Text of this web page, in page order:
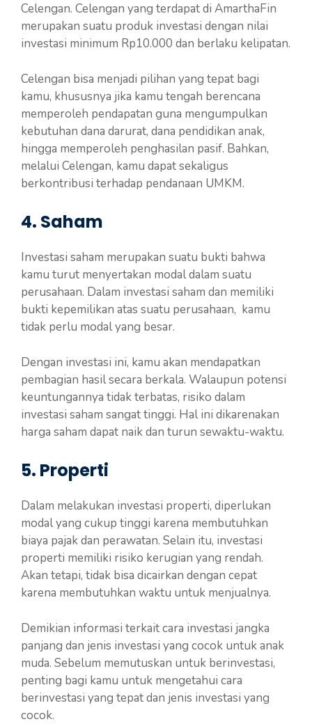
Celengan. Celengan yang terdapat di AmarthaFin
merupakan suatu produk investasi dengan nilai
investasi minimum Rp10.000 dan berlaku kelipatan.
Celengan bisa menjadi pilihan yang tepat bagi
kamu, khususnya jika kamu tengah berencana
memperoleh pendapatan guna mengumpulkan
kebutuhan dana darurat, dana pendidikan anak,
hingga memperoleh penghasilan pasif. Bahkan,
melalui Celengan, kamu dapat sekaligus
berkontribusi terhadap pendanaan UMKM.
4. Saham
Investasi saham merupakan suatu bukti bahwa
kamu turut menyertakan modal dalam suatu
perusahaan. Dalam investasi saham dan memiliki
bukti kepemilikan atas suatu perusahaan, kamu
tidak perlu modal yang besar.
Dengan investasi ini, kamu akan mendapatkan
pembagian hasil secara berkala. Walaupun potensi
keuntungannya tidak terbatas, risiko dalam
investasi saham sangat tinggi. Hal ini dikarenakan
harga saham dapat naik dan turun sewaktu-waktu.
5. Properti
Dalam melakukan investasi properti, diperlukan
modal yang cukup tinggi karena membutuhkan
biaya pajak dan perawatan. Selain itu, investasi
properti memiliki risiko kerugian yang rendah.
Akan tetapi, tidak bisa dicairkan dengan cepat
karena membutuhkan waktu untuk menjualnya.
Demikian informasi terkait cara investasi jangka
panjang dan jenis investasi yang cocok untuk anak
muda. Sebelum memutuskan untuk berinvestasi,
penting bagi kamu untuk mengetahui cara
berinvestasi yang tepat dan jenis investasi yang
cocok.